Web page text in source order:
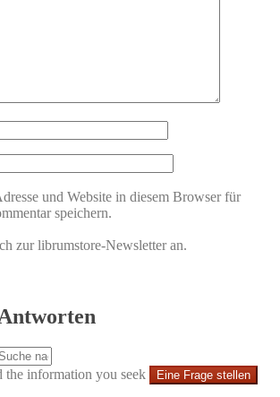
und Website in diesem Browser für
speichern.
zur librumstore-Newsletter an.
the information you seek Eine Frage stellen